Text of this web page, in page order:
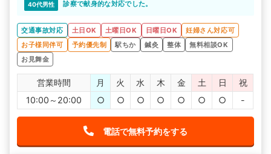
40代男性 診察で献身的な対応でした。
交通事故対応 土日OK 土曜日OK 日曜日OK
妊婦さん対応可
お子様同伴可
予約優先制 駅ちか 鍼灸 整体
無料相談OK
お見舞金
営業時間 月 火 水 木 金 土 日
祝
10:00～20:00
○ ○ ○ ○ ○ ○ ○ -
電話で無料予約をする